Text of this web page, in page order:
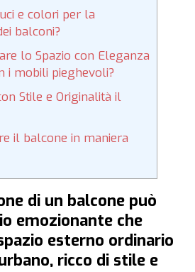
e colori per la
balconi?
lo Spazio con Eleganza
i mobili pieghevoli?
Stile e Originalità il
il balcone in maniera
di un balcone può
emozionante che
esterno ordinario
ricco di stile e